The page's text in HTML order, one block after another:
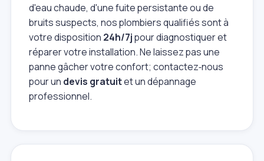
d'eau chaude, d'une fuite persistante ou de
bruits suspects, nos plombiers qualifiés sont à
votre disposition 24h/7jpour diagnostiquer et
réparer votre installation. Ne laissez pas une
panne gâcher votre confort; contactez‑nous
pour un devis gratuitet un dépannage
professionnel.